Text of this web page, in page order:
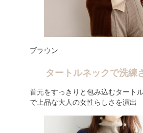
ブラウン
タートルネックで洗練
首元をすっきりと包み込むタート
で上品な大人の女性らしさを演出